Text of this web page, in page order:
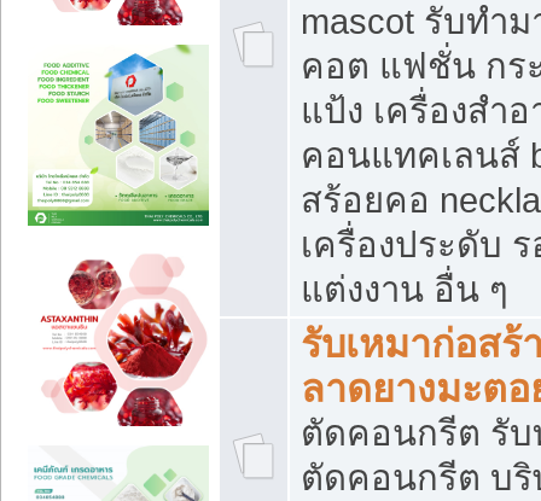
mascot รับทำ
คอต แฟชั่น กระ
แป้ง เครื่องสำ
คอนแทคเลนส์
สร้อยคอ
เครื่องประดับ ร
แต่งงาน อื่น ๆ
รับเหมาก่อส
ลาดยางมะต
ตัดคอนกรีต รับ
ตัดคอนกรีต บริ